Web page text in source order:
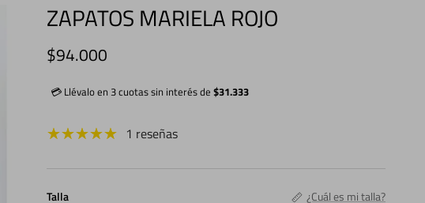
ZAPATOS MARIELA ROJO
Precio normal
$94.000
💳 Llévalo en 3 cuotas sin interés de$31.333
1 reseñas
Talla
¿Cuál es mi talla?